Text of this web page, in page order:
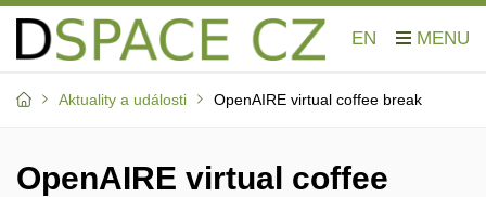
EN
Aktuality a události OpenAIRE virtual coffee break
OpenAIRE virtual coffee